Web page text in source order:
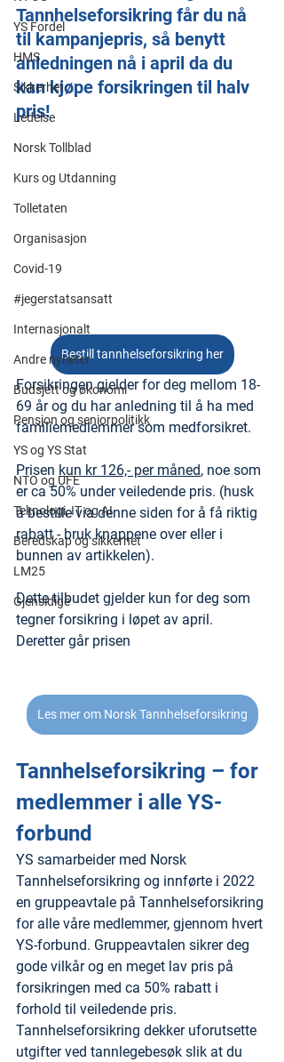
YS Fordel
HMS
Sikkerhet
Ledelse
Norsk Tollblad
Kurs og Utdanning
Tolletaten
Organisasjon
Covid-19
#jegerstatsansatt
Internasjonalt
Andre nyheter
Budsjett og økonomi
Pensjon og seniorpolitikk
YS og YS Stat
NTO og UFE
Teknologi, IT og AI
Beredskap og sikkerhet
LM25
Gjensidige
Tannhelseforsikring får du nå
til kampanjepris, så benytt
anledningen nå i april da du
kan kjøpe forsikringen til halv
pris!
Bestill tannhelseforsikring her
Forsikringen gjelder for deg mellom 18-
69 år og du har anledning til å ha med
familiemedlemmer som medforsikret.
Prisen kun kr 126,- per måned, noe som
er ca 50% under veiledende pris. (husk
å bestille via denne siden for å få riktig
rabatt - bruk knappene over eller i
bunnen av artikkelen).
Dette tilbudet gjelder kun for deg som
tegner forsikring i løpet av april.
Deretter går prisen
Les mer om Norsk Tannhelseforsikring
Tannhelseforsikring – for
medlemmer i alle YS-
forbund
YS samarbeider med Norsk
Tannhelseforsikring og innførte i 2022
en gruppeavtale på Tannhelseforsikring
for alle våre medlemmer, gjennom hvert
YS-forbund. Gruppeavtalen sikrer deg
gode vilkår og en meget lav pris på
forsikringen med ca 50% rabatt i
forhold til veiledende pris.
Tannhelseforsikring dekker uforutsette
utgifter ved tannlegebesøk slik at du